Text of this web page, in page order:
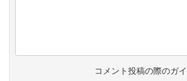
コメント投稿の際のガ